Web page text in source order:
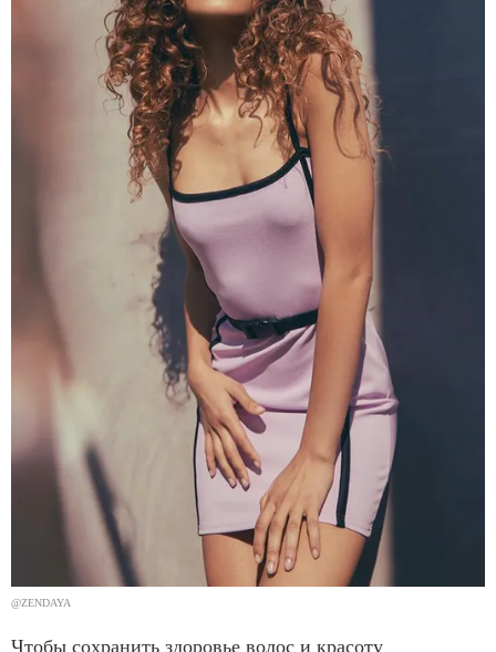
@ZENDAYA
Чтобы сохранить здоровье волос и красоту